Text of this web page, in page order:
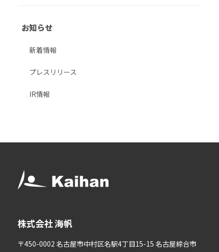
お知らせ
新着情報
プレスリリース
IR情報
株式会社 海帆
〒450-0002 名古屋市中村区名駅4丁目15-15 名古屋綜合市